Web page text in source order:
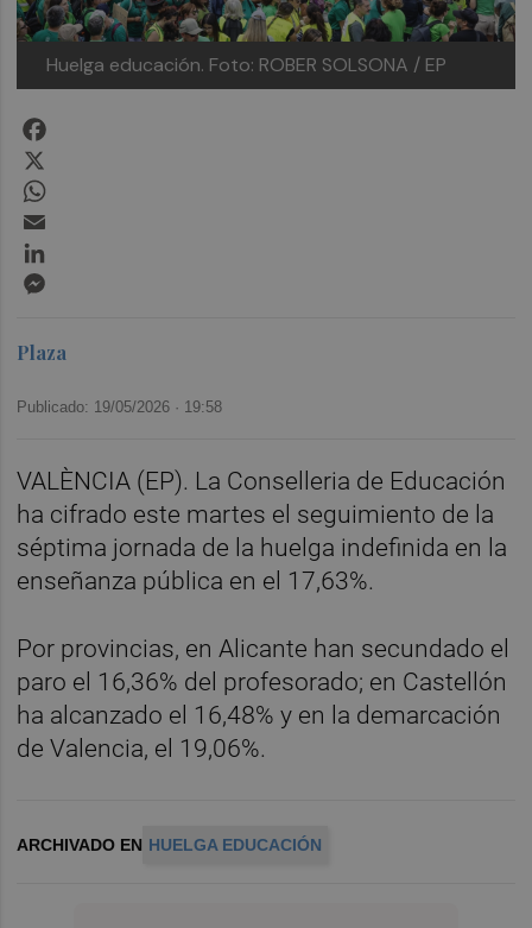
Huelga educación. Foto: ROBER SOLSONA / EP
Plaza
Publicado: 19/05/2026 · 19:58
VALÈNCIA (EP). La Conselleria de Educación
ha cifrado este martes el seguimiento de la
séptima jornada de la huelga indefinida en la
enseñanza pública en el 17,63%.
Por provincias, en Alicante han secundado el
paro el 16,36% del profesorado; en Castellón
ha alcanzado el 16,48% y en la demarcación
de Valencia, el 19,06%.
ARCHIVADO EN HUELGA EDUCACIÓN